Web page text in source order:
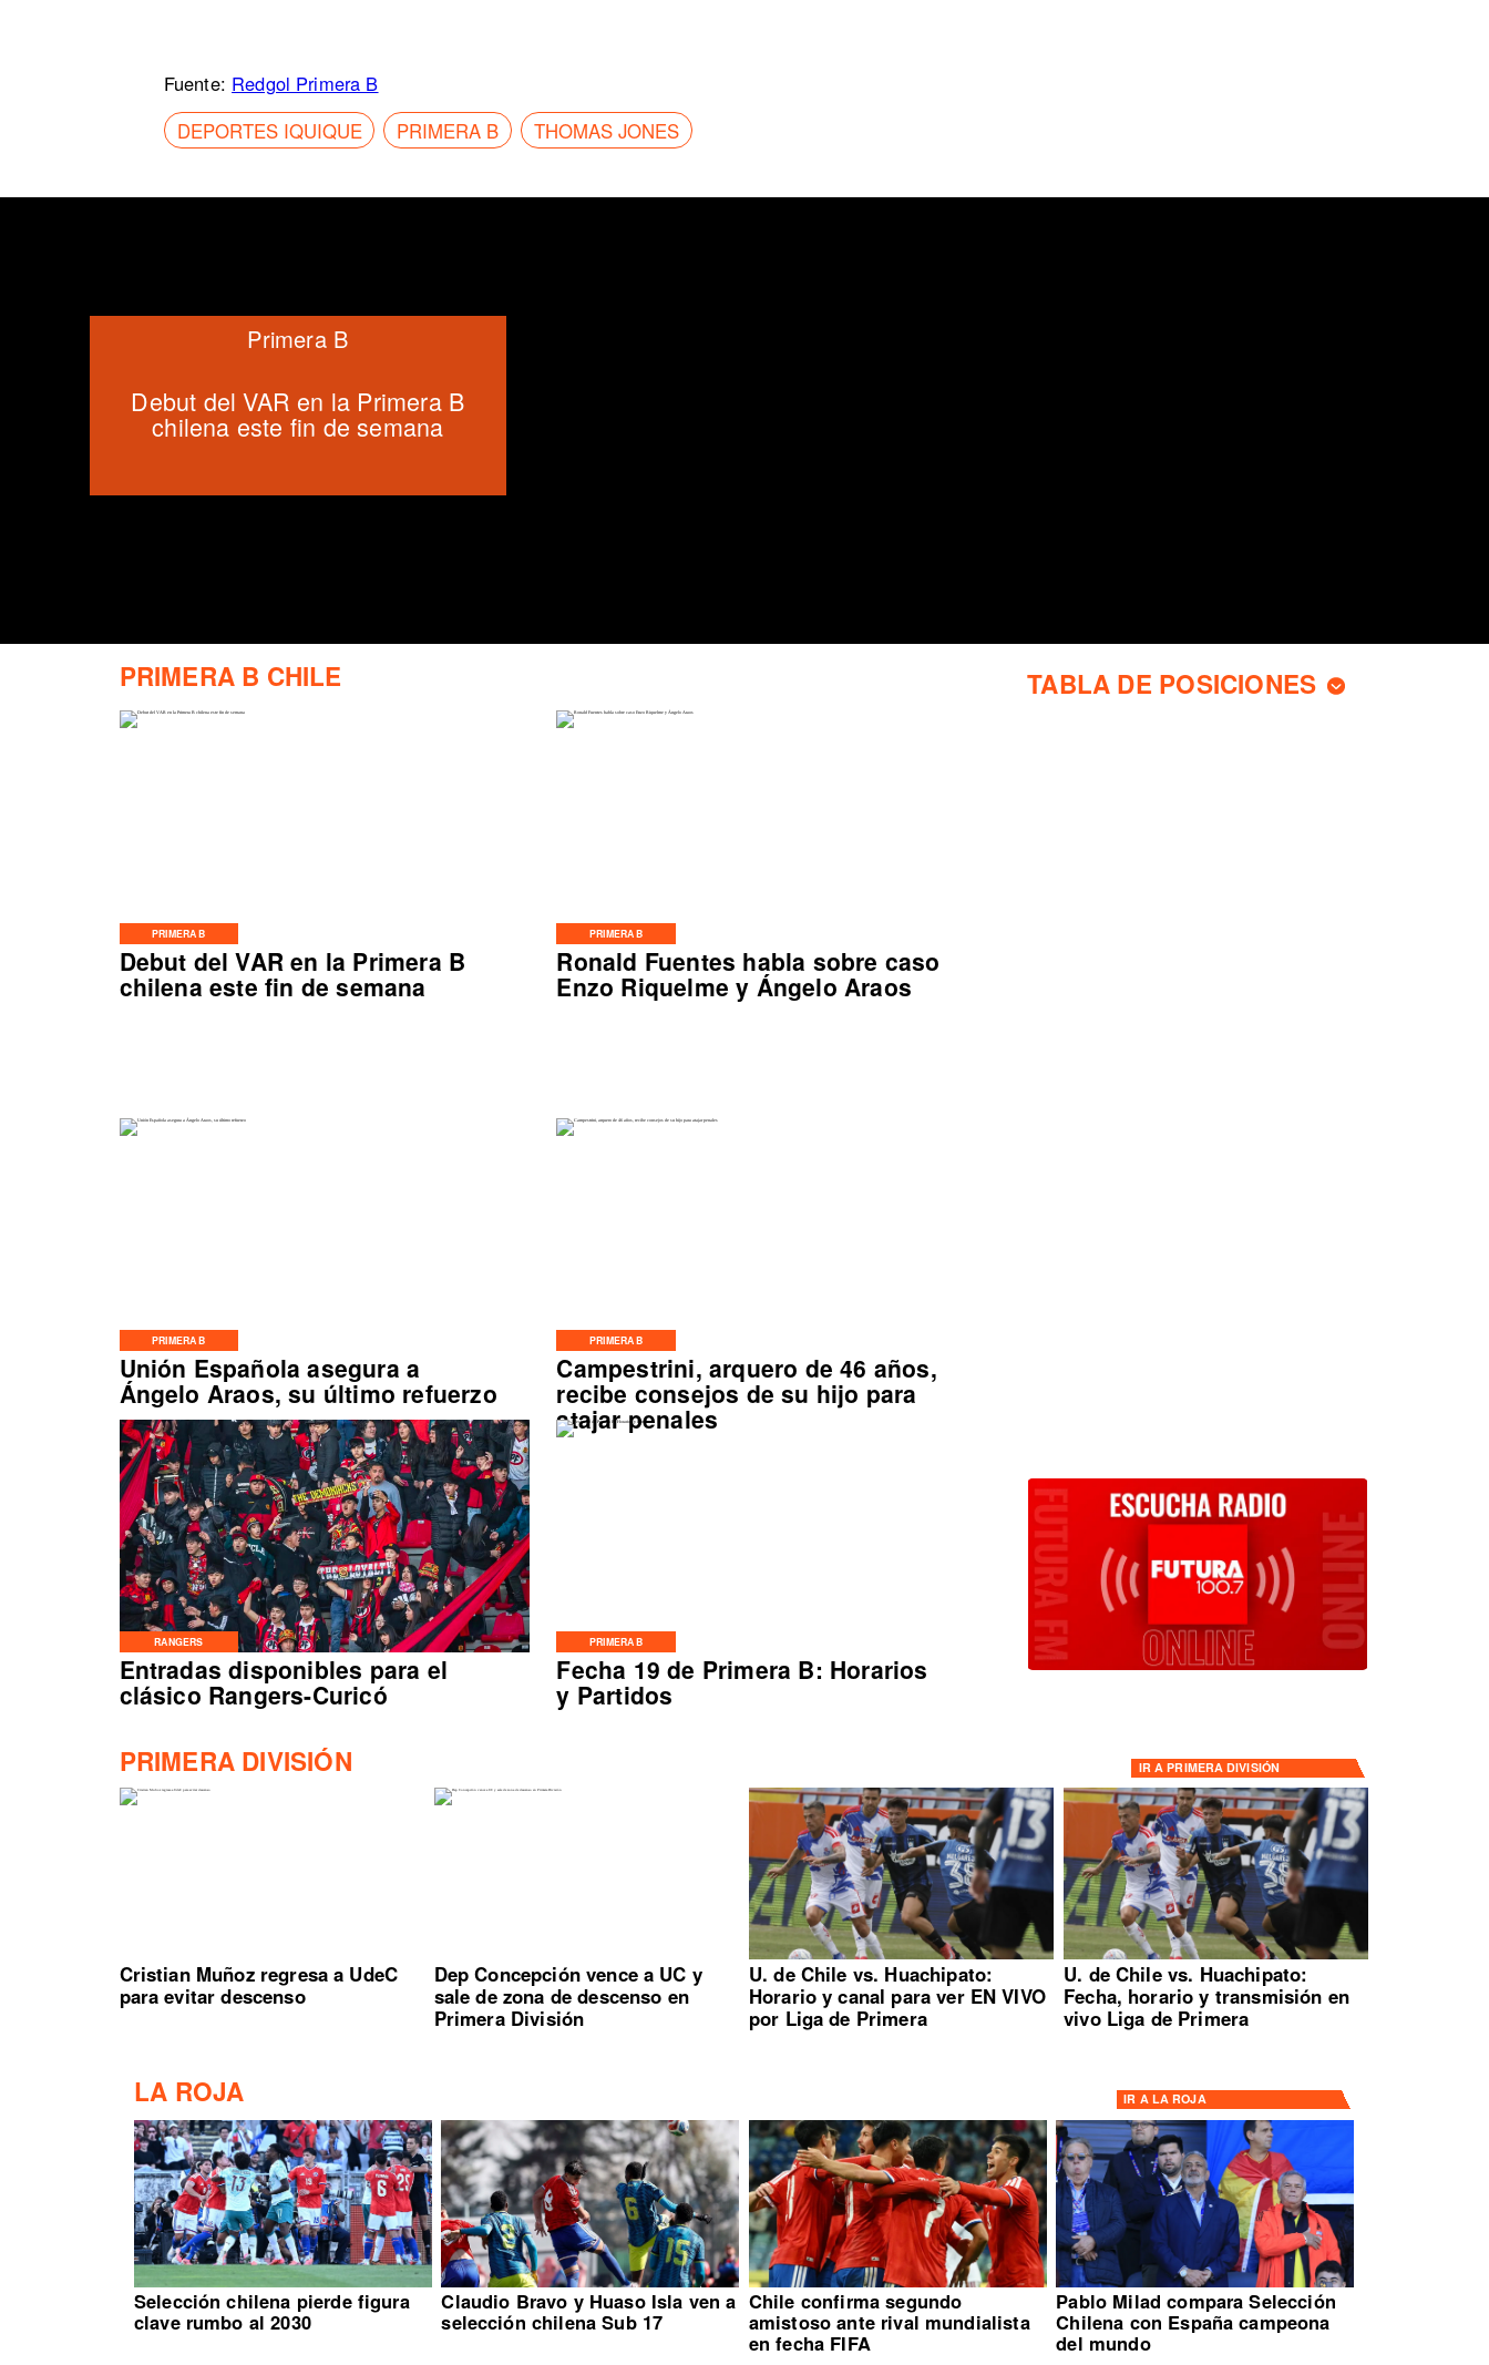
Fuente: Redgol Primera B
DEPORTES IQUIQUE
PRIMERA B THOMAS JONES
PRIMERA B
Debut del VAR en la Primera B
chilena este fin de semana
PRIMERA B
Ronald Fuentes habla sobre caso
Enzo Riquelme y Ángelo Araos
PRIMERA B
Unión Española asegura a
Ángelo Araos, su último refuerzo
PRIMERA B
Campestrini, arquero de 46 años,
recibe consejos de su hijo para
atajar penales
Debut del VAR en la Primera B
chilena este fin de semana
Primera B
PRIMERA B CHILE TABLA DE POSICIONES
RANGERS
Entradas disponibles para el
clásico Rangers-Curicó
PRIMERA B
Fecha 19 de Primera B: Horarios
y Partidos
PRIMERA DIVISIÓN IR A PRIMERA DIVISIÓN
Cristian Muñoz regresa a UdeC
para evitar descenso
Dep Concepción vence a UC y
sale de zona de descenso en
Primera División
U. de Chile vs. Huachipato:
Horario y canal para ver EN VIVO
por Liga de Primera
U. de Chile vs. Huachipato:
Fecha, horario y transmisión en
vivo Liga de Primera
LA ROJA IR A LA ROJA
Selección chilena pierde figura
clave rumbo al 2030
Claudio Bravo y Huaso Isla ven a
selección chilena Sub 17
Chile confirma segundo
amistoso ante rival mundialista
en fecha FIFA
Pablo Milad compara Selección
Chilena con España campeona
del mundo